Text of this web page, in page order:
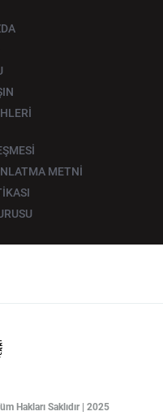
METNİ
Hakları Saklıdır | 2025